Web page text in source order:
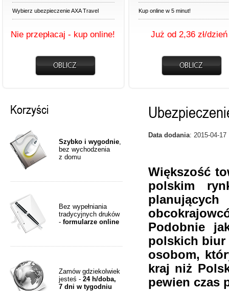
Wybierz ubezpieczenie AXA Travel
Nie przepłacaj - kup online!
Kup online w 5 minut!
Już od 2,36 zł/dzień
Korzyści
Szybko i wygodnie,
bez wychodzenia
z domu
Bez wypełniania
tradycyjnych druków
- formularze online
Zamów gdziekolwiek
jesteś - 24 h/doba,
7 dni w tygodniu
Data dodania: 2015-04-17
Większość
polskim
Podobnie
polskich biur
osobom,
kraj niż
pewien czas